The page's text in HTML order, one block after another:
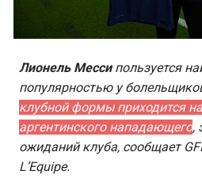
Лионель Мессипользуется
популярностью у
клубной формы приходится
аргентинского нападающего,
ожиданий клуба, сообщает
L’Equipe.